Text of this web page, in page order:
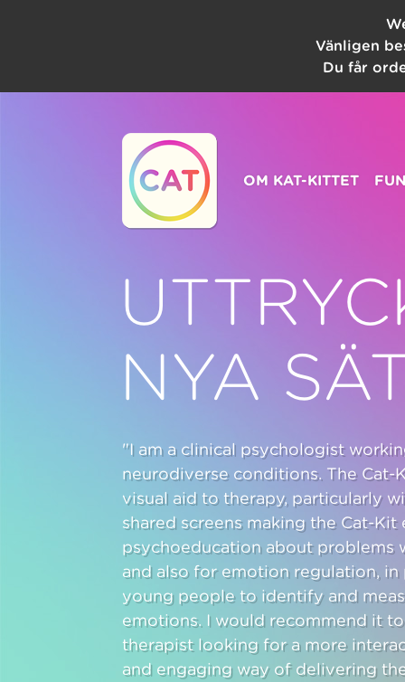
Vänligen
Du får
OM KAT-KITTET
NYA
"I am a clinical psychologist
neurodiverse conditions. The
visual aid to therapy, particularly
shared screens making the Cat-
psychoeducation about problems
and also for emotion regulation,
young people to identify and
emotions. I would recommend it
therapist looking for a more
and engaging way of delivering